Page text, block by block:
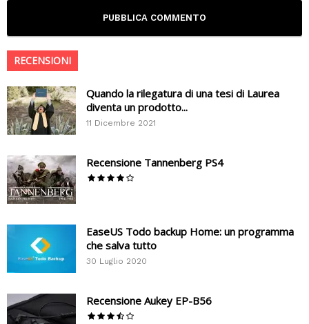
RECENSIONI
Quando la rilegatura di una tesi di Laurea
diventa un prodotto...
11 Dicembre 2021
Recensione Tannenberg PS4
EaseUS Todo backup Home: un programma
che salva tutto
30 Luglio 2020
Recensione Aukey EP-B56